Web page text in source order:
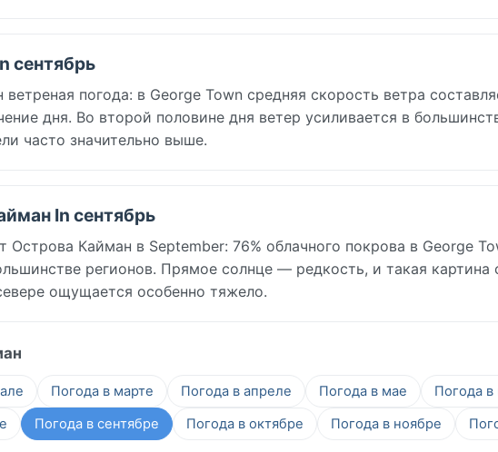
сентябрь
погода: в George Town средняя скорость ветра
дня. Во второй половине дня ветер усиливается в
часто значительно выше.
In сентябрь
Острова Кайман в September: 76% облачного покрова в George
регионов. Прямое солнце — редкость, и такая картина
ощущается особенно тяжело.
Погода в марте Погода в апреле Погода в мае
Погода
Погода в сентябре Погода в октябре Погода в ноябре